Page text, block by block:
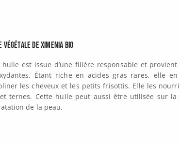
végétale de Ximenia Bio
huile est issue d’une filière responsable et
Étant riche en acides gras rares, elle
les cheveux et les petits frisottis. Elle les
ternes. Cette huile peut aussi être utilisée sur
de la peau.